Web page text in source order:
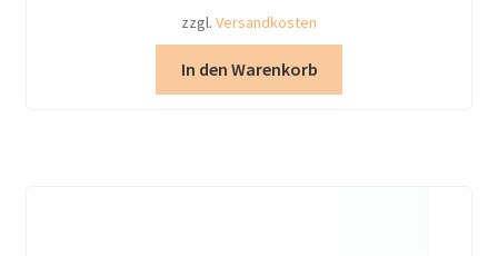
zzgl. Versandkosten
In den Warenkorb